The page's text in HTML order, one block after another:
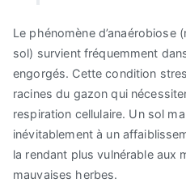
Le phénomène d’anaérobiose
sol) survient fréquemment
engorgés. Cette condition
racines du gazon qui
respiration cellulaire. Un sol
inévitablement à un
la rendant plus vulnérable aux
mauvaises herbes.